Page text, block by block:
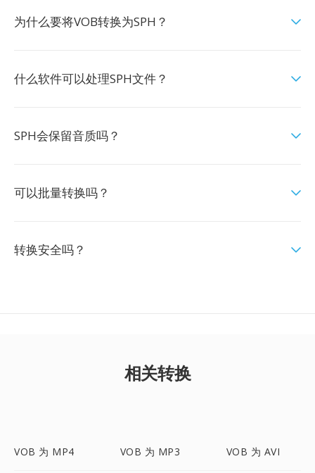
为什么要将VOB转换为SPH？
什么软件可以处理SPH文件？
SPH会保留音质吗？
可以批量转换吗？
转换安全吗？
相关转换
VOB 为 MP4 VOB 为 MP3 VOB 为 AVI